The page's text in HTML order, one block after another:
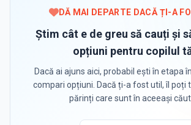
DĂ MAI DEPARTE DACĂ ȚI-A
Știm cât e de greu să cauți și
opțiuni pentru copilul
Dacă ai ajuns aici, probabil ești în etapa
compari opțiuni. Dacă ți-a fost util, îl poți
părinți care sunt în aceeași